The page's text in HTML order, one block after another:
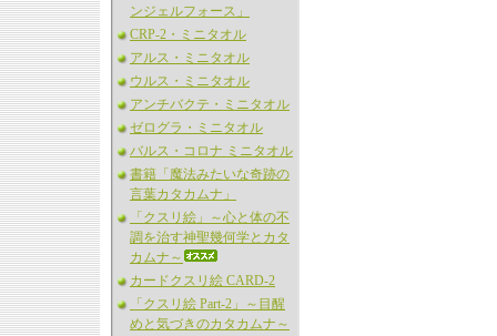
ンジェルフォース」
CRP-2・ミニタオル
アルス・ミニタオル
ウルス・ミニタオル
アンチバクテ・ミニタオル
ゼログラ・ミニタオル
バルス・コロナ ミニタオル
書籍「魔法みたいな奇跡の
言葉カタカムナ」
「クスリ絵」～心と体の不
調を治す神聖幾何学とカタ
カムナ～
カードクスリ絵 CARD-2
「クスリ絵 Part-2」～目醒
めと気づきのカタカムナ～